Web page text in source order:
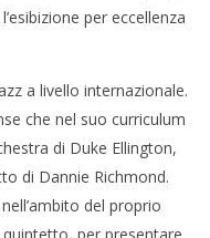
per eccellenza
a livello internazionale.
che nel suo curriculum
di Duke Ellington,
di Dannie Richmond.
del proprio
per presentare